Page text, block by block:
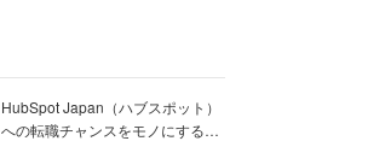
HubSpot Japan（ハブスポット）
への転職チャンスをモノにする